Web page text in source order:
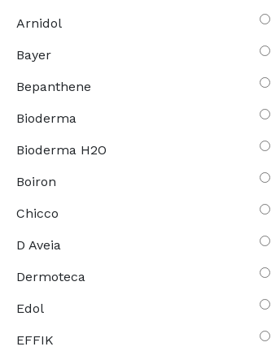
Arnidol
Bayer
Bepanthene
Bioderma
Bioderma H2O
Boiron
Chicco
D Aveia
Dermoteca
Edol
EFFIK